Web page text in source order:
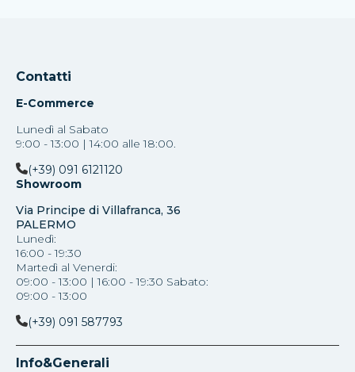
Contatti
E-Commerce
Lunedì al Sabato
9:00 - 13:00 | 14:00 alle 18:00.
(+39) 091 6121120
Showroom
Via Principe di Villafranca, 36
PALERMO
Lunedì:
16:00 - 19:30
Martedì al Venerdi:
09:00 - 13:00 | 16:00 - 19:30 Sabato:
09:00 - 13:00
(+39) 091 587793
Info&Generali